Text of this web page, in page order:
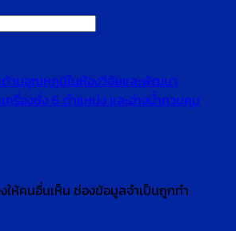
านอุณหภูมิในห้องวิจัยและพัฒนา
รื่องชั่ง 6 ตำแหน่ง และอ่างน้ำควบคุม
ให้คนอื่นเห็น ช่องข้อมูลจำเป็นถูกทำ